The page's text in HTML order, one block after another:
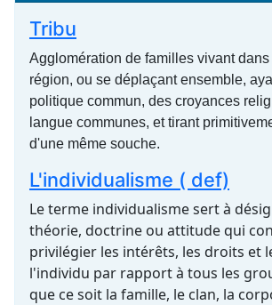
Tribu
Agglomération de familles vivant
région, ou se déplaçant ensemble,
politique commun, des croyances
langue communes, et tirant
d'une même souche.
L'individualisme ( def)
Le terme individualisme sert à
théorie, doctrine ou attitude qui
privilégier les intérêts, les droits et
l'individu par rapport à tous les
que ce soit la famille, le clan, la